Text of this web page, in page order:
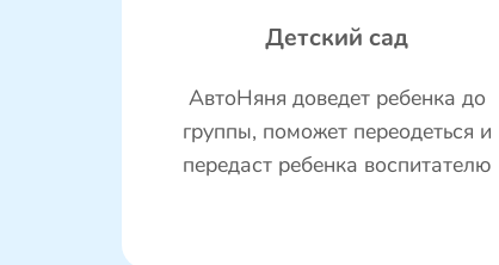
Детский сад
АвтоНяня доведет ребенка до
группы, поможет переодеться и
передаст ребенка воспитателю